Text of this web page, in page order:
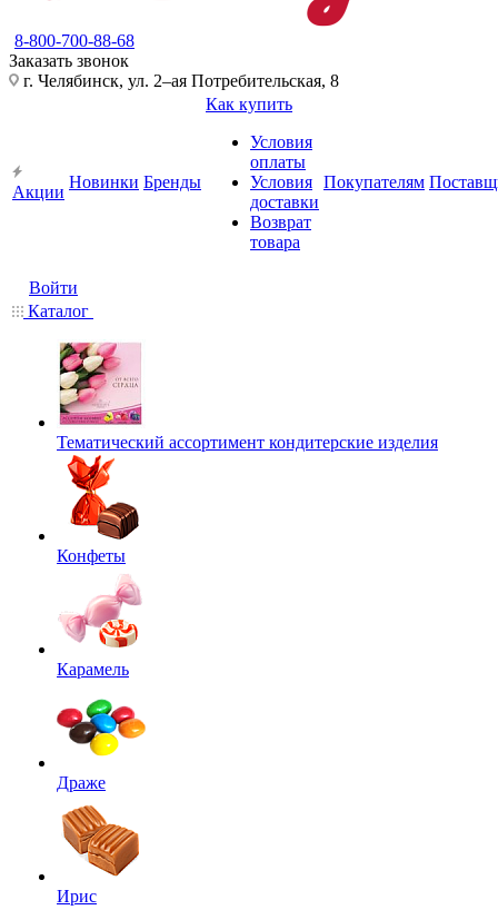
8-800-700-88-68
Заказать звонок
г. Челябинск, ул. 2–ая Потребительская, 8
Акции
Новинки Бренды
Как купить
Условия
оплаты
Условия
доставки
Возврат
товара
Покупателям
Войти
Каталог
Тематический ассортимент кондитерские изделия
Конфеты
Карамель
Драже
Ирис